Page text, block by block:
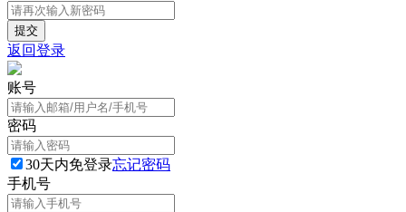
返回登录
账号
密码
30天内免登录忘记密码
手机号